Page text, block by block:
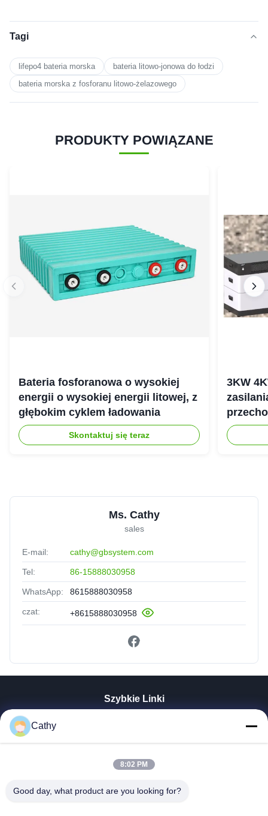
Tagi
lifepo4 bateria morska
bateria litowo-jonowa do łodzi
bateria morska z fosforanu litowo-żelazowego
PRODUKTY POWIĄZANE
Bateria fosforanowa o wysokiej
energii o wysokiej energii litowej, z
głębokim cyklem ładowania
Skontaktuj się teraz
3KW
Ms. Cathy
sales
E-mail: cathy@gbsystem.com
Tel: 86-15888030958
WhatsApp: 8615888030958
czat: +8615888030958
Szybkie Linki
Pokaz VR
Wycieczka Po Fabryce
Cathy
8:02 PM
Good day, what product are you looking for?